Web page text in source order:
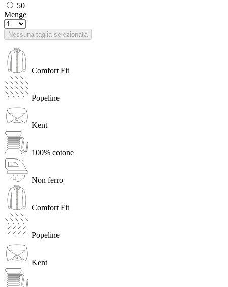
50
Menge
Nessuna taglia selezionata
Comfort Fit
Popeline
Kent
100% cotone
Non ferro
Comfort Fit
Popeline
Kent